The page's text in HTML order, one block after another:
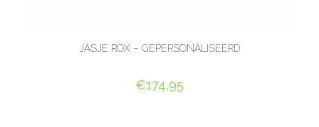
JASJE ROX – GEPERSONALISEERD
€174,95